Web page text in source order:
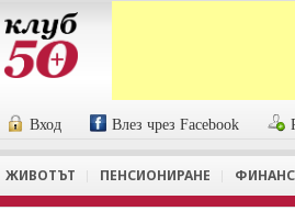
Вход Влез чрез Facebook
ЖИВОТЪТ ПЕНСИОНИРАНЕ